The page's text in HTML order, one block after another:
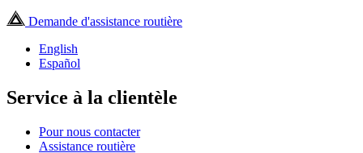
Demande d'assistance routière
English
Español
Service à la clientèle
Pour nous contacter
Assistance routière